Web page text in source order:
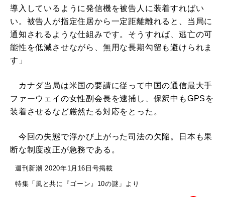
導入しているように発信機を被告人に装着すればい
い。被告人が指定住居から一定距離離れると、当局に
通知されるような仕組みです。そうすれば、逃亡の可
能性を低減させながら、無用な長期勾留も避けられま
す」
カナダ当局は米国の要請に従って中国の通信最大手
ファーウェイの女性副会長を逮捕し、保釈中もGPSを
装着させるなど厳然たる対応をとった。
今回の失態で浮かび上がった司法の欠陥。日本も果
断な制度改正が急務である。
週刊新潮 2020年1月16日号掲載
特集「風と共に『ゴーン』10の謎」より